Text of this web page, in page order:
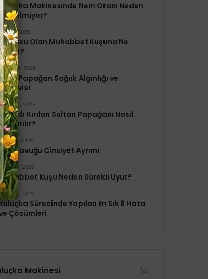
Kuluçka Makinesinde Nem Oranı Neden
Yükselmiyor?
5, 2026
Olan Muhabbet Kuşuna Ne
26, 2026
Papağan Soğuk Algınlığı ve
Tedavisi
12, 2026
Kanadı Kırılan Sultan Papağanı Nasıl
5, 2026
Tavuğu Cinsiyet Ayrımı
29, 2026
Muhabbet Kuşu Neden Sürekli Uyur?
Ocak 22, 2026
Sürecinde Yapılan En Sık 8 Hata
Çözümleri
Makinesi